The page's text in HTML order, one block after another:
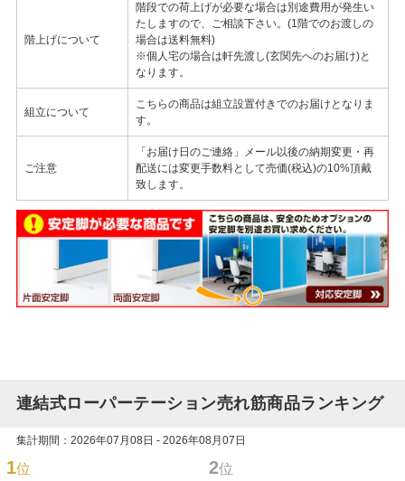
階上げについて
階段での荷上げが必要な場合は別途費用が発生い
たしますので、ご相談下さい。(1階でのお渡しの
場合は送料無料)
※個人宅の場合は軒先渡し(玄関先へのお届け)と
なります。
組立について
こちらの商品は組立設置付きでのお届けとなりま
す。
ご注意
「お届け日のご連絡」メール以後の納期変更・再
配送には変更手数料として売価(税込)の10%頂戴
致します。
連結式ローパーテーション売れ筋商品ランキング
集計期間：2026年07月08日 - 2026年08月07日
1位 2位